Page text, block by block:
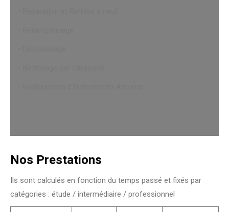
Nos Prestations
Ils sont calculés en fonction du temps passé et fixés par
catégories : étude / intermédiaire / professionnel